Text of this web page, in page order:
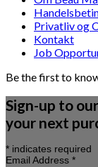
Privatliv og
Kontakt
Job
Be the first to
Sign-up to
your next
* indicates required
Email Address *